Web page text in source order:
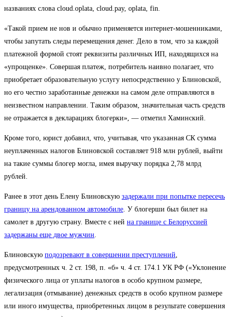
названиях слова cloud.oplata, cloud.pay, oplata, fin.
«Такой прием не нов и обычно применяется интернет-мошенниками,
чтобы запутать следы перемещения денег. Дело в том, что за каждой
платежной формой стоят реквизиты различных ИП, находящихся на
«упрощенке». Совершая платеж, потребитель наивно полагает, что
приобретает образовательную услугу непосредственно у Блиновской,
но его честно заработанные денежки на самом деле отправляются в
неизвестном направлении. Таким образом, значительная часть средств
не отражается в декларациях блогерки», — отметил Хаминский.
Кроме того, юрист добавил, что, учитывая, что указанная СК сумма
неуплаченных налогов Блиновской составляет 918 млн рублей, выйти
на такие суммы блогер могла, имея выручку порядка 2,78 млрд
рублей.
Ранее в этот день Елену Блиновскую задержали при попытке пересечь
границу на арендованном автомобиле . У блогерши был билет на
самолет в другую страну. Вместе с ней на границе с Белоруссией
задержаны еще двое мужчин
Блиновскую подозревают в совершении преступлений
предусмотренных ч. 2 ст. 198, п. «б» ч. 4 ст. 174.1 УК РФ («Уклонение
физического лица от уплаты налогов в особо крупном размере,
легализация (отмывание) денежных средств в особо крупном размере
или иного имущества, приобретенных лицом в результате совершения